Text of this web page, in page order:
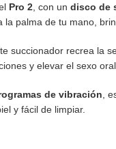
Pro 2 , con un disco de
palma de tu mano,
succionador recrea la
y elevar el sexo
de vibración ,
y fácil de limpiar.